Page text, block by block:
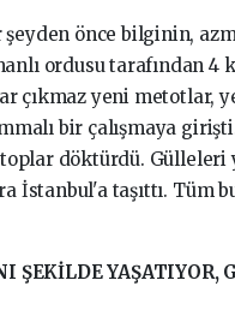
önce bilginin,
ordusu tarafından 4
çıkmaz yeni metotlar,
bir çalışmaya
döktürdü. Gülleleri
İstanbul'a taşıttı. Tüm
YAŞATIYOR,